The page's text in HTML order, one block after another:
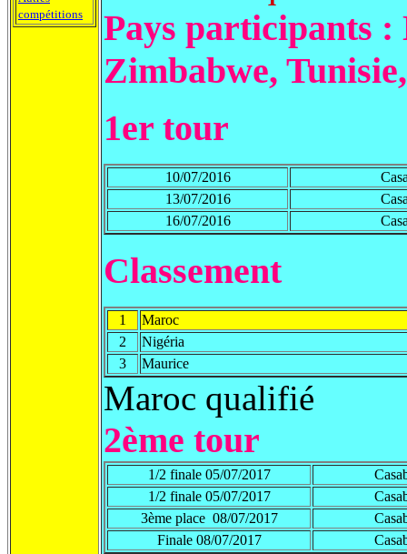
compétitions
Pays participants
Zimbabwe,
1er tour
10/07/2016
13/07/2016
16/07/2016
Classement
1
Maroc
2
Nigéria
3
Maurice
Maroc qualifié
2ème tour
1/2 finale 05/07/2017
1/2 finale 05/07/2017
3ème place 08/07/2017
Finale 08/07/2017